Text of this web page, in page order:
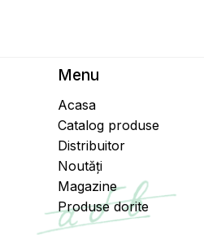
Menu
Acasa
Catalog produse
Distribuitor
Noutăți
Magazine
Produse dorite